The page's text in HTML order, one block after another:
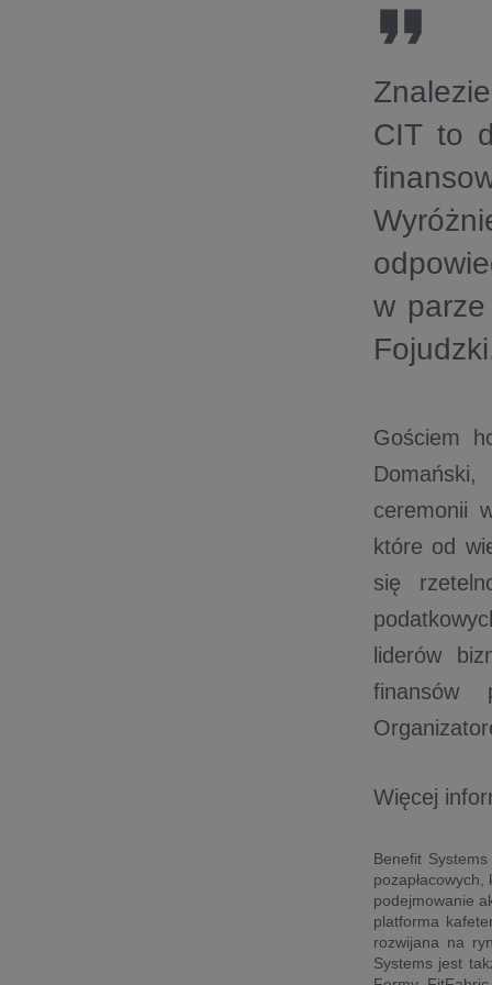
CIT to
w
Gościem
Domański,
ceremonii
które od
się
liderów
finansów
Więcej
Benefit
podejmowanie
platforma
rozwijana na
Systems jest